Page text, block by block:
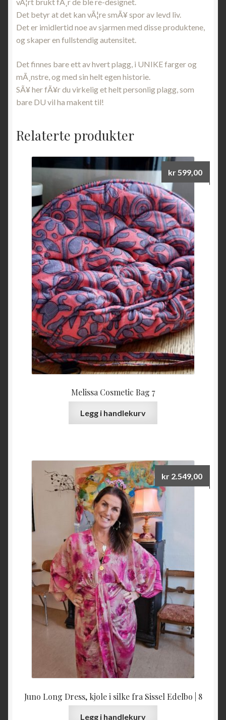
Det betyr at det kan vÃ¦re smÃ¥ spor av levd liv.
Det er imidlertid noe av sjarmen med disse produktene,
og skaper en fullstendig autensitet.
Det finnes bare ett av hvert plagg, i UNIKE farger og
mÃ¸nstre, og med sin helt egen historie.
SÃ¥ her fÃ¥r du virkelig et helt personlig plagg, som
bare DU vil ha makent til!
Relaterte produkter
Melissa Cosmetic Bag 7
kr 599,00
Legg i handlekurv
Juno Long Dress, kjole i silke fra Sissel Edelbo | 8
kr 2.549,00
Legg i handlekurv